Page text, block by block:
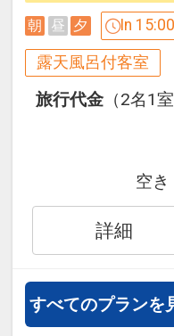
＜夕食＞飛騨牛
特別室限定メニ
＜朝食＞和定食
契約農家で栽培
用意！
夕食、朝食と
■特色■
♪女性のお客様
ービス！
ニティ付き
♪岩盤浴１回５
朝 昼 夕 In
露天風呂付客室
旅行代金 （2名1
空き
詳細
すべてのプランを